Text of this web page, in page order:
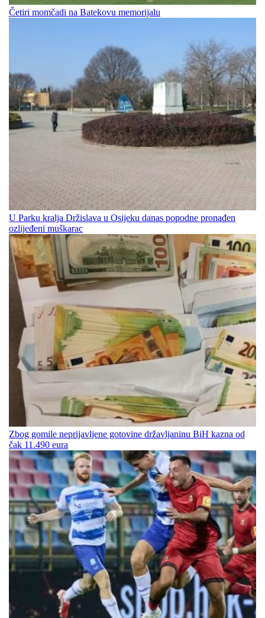
Četiri momčadi na Batekovu memorijalu
U Parku kralja Držislava u Osijeku danas popodne pronađen
ozlijeđeni muškarac
Zbog gomile neprijavljene gotovine državljaninu BiH kazna od
čak 11.490 eura